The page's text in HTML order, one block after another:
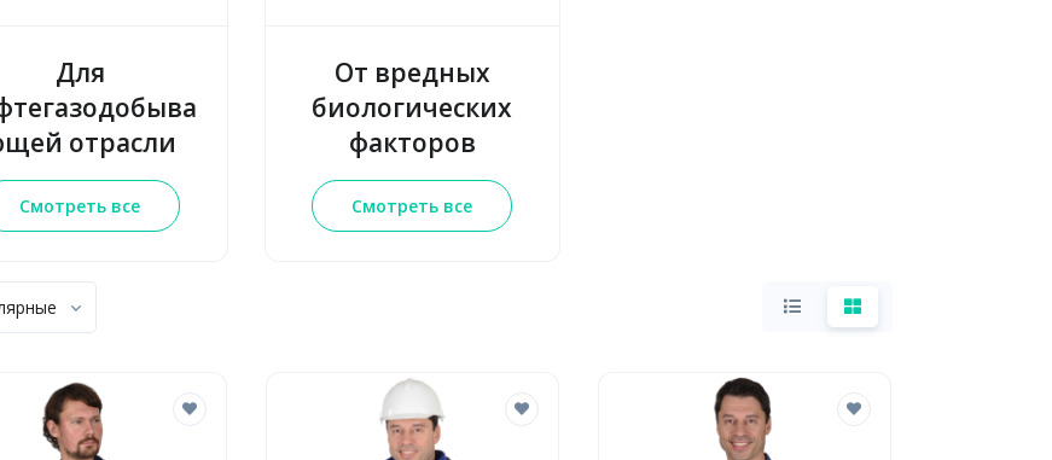
Для
отрасли
Смотреть все
От вредных
биологических
факторов
Смотреть все